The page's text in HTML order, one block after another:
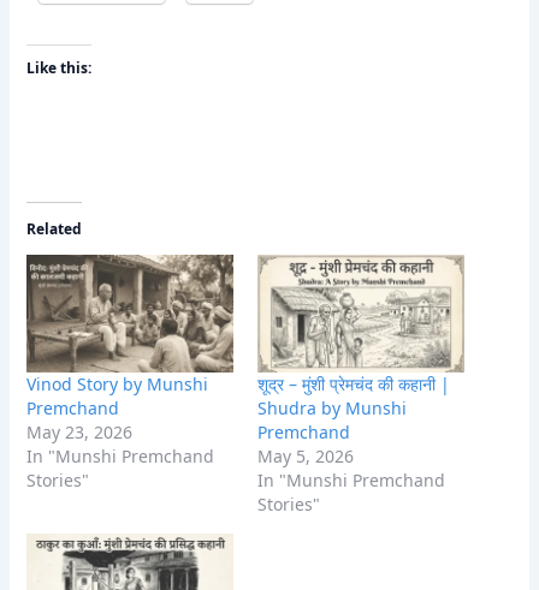
Like this:
Related
Vinod Story by Munshi
Premchand
May 23, 2026
In "Munshi Premchand
Stories"
शूद्र – मुंशी प्रेमचंद की कहानी |
Shudra by Munshi
Premchand
May 5, 2026
In "Munshi Premchand
Stories"